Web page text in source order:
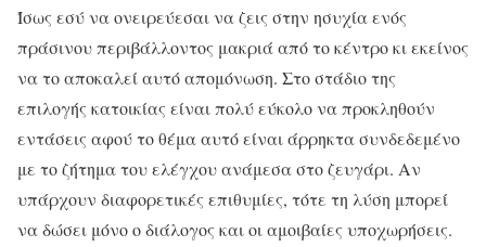
Ίσως εσύ να ονειρεύεσαι να ζεις στην ησυχία ενός
πράσινου περιβάλλοντος μακριά από το κέντρο κι εκείνος
να το αποκαλεί αυτό απομόνωση. Στο στάδιο της
επιλογής κατοικίας είναι πολύ εύκολο να προκληθούν
εντάσεις αφού το θέμα αυτό είναι άρρηκτα συνδεδεμένο
με το ζήτημα του ελέγχου ανάμεσα στο ζευγάρι. Αν
υπάρχουν διαφορετικές επιθυμίες, τότε τη λύση μπορεί
να δώσει μόνο ο διάλογος και οι αμοιβαίες υποχωρήσεις.